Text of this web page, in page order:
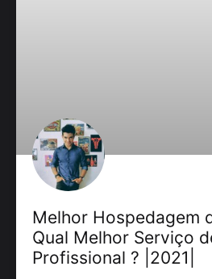
Melhor Hospedagem
Qual Melhor Serviço
Profissional ? |2021|